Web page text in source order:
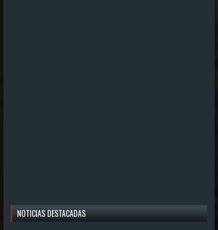
NOTICIAS DESTACADAS